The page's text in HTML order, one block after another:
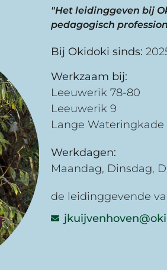
"Het leidinggeven bij
pedagogisch
Bij Okidoki sinds:
Werkzaam bij:
Leeuwerik 78-80
Leeuwerik 9
Lange Wateringkade
Werkdagen:
Maandag, Dinsdag,
de leidinggevende